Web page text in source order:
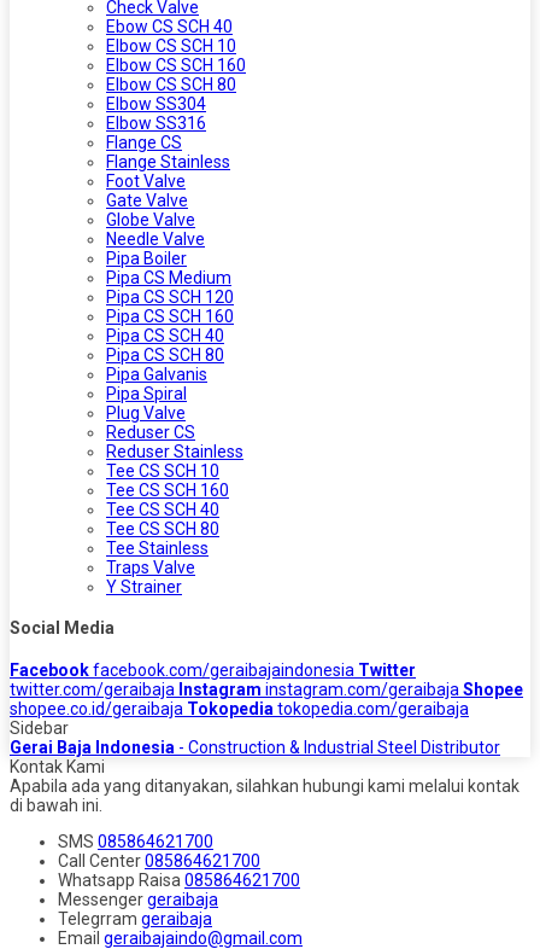
Check Valve
Ebow CS SCH 40
Elbow CS SCH 10
Elbow CS SCH 160
Elbow CS SCH 80
Elbow SS304
Elbow SS316
Flange CS
Flange Stainless
Foot Valve
Gate Valve
Globe Valve
Needle Valve
Pipa Boiler
Pipa CS Medium
Pipa CS SCH 120
Pipa CS SCH 160
Pipa CS SCH 40
Pipa CS SCH 80
Pipa Galvanis
Pipa Spiral
Plug Valve
Reduser CS
Reduser Stainless
Tee CS SCH 10
Tee CS SCH 160
Tee CS SCH 40
Tee CS SCH 80
Tee Stainless
Traps Valve
Y Strainer
Social Media
Facebookfacebook.com/geraibajaindonesia Twitter
twitter.com/geraibaja Instagram instagram.com/geraibaja Shopee
shopee.co.id/geraibaja Tokopedia tokopedia.com/geraibaja
Sidebar
Gerai Baja Indonesia - Construction & Industrial Steel Distributor
Kontak Kami
Apabila ada yang ditanyakan, silahkan hubungi kami melalui kontak
di bawah ini.
SMS 085864621700
Call Center085864621700
Whatsapp Raisa 085864621700
Messengergeraibaja
Telegrram geraibaja
Email geraibajaindo@gmail.com